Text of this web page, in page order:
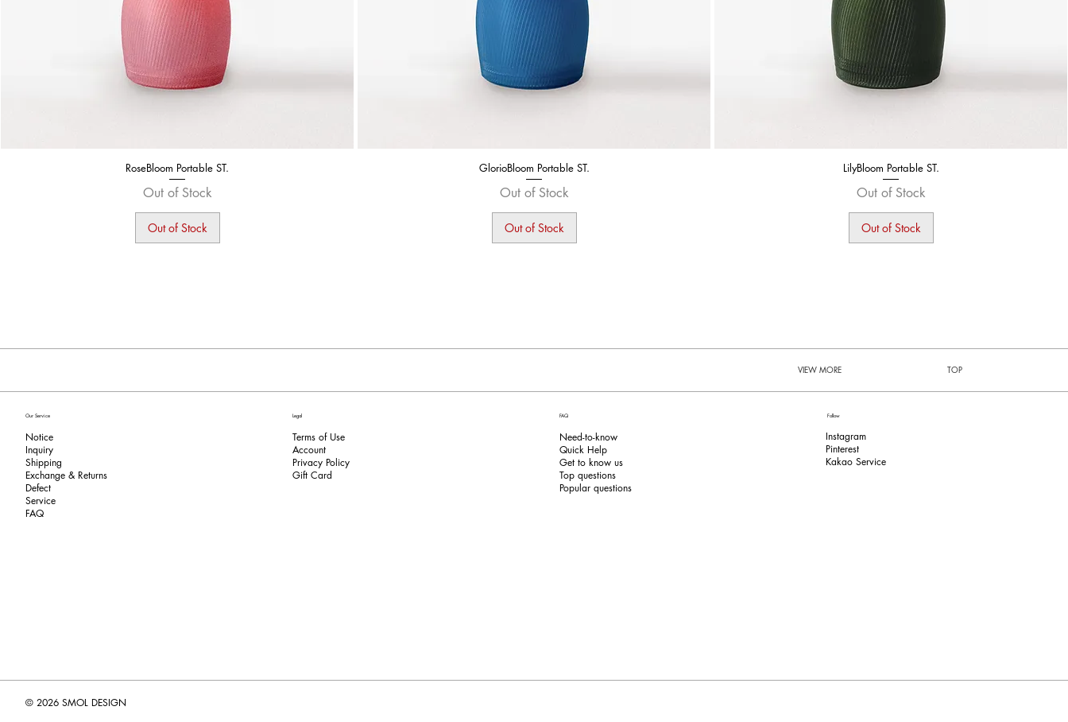
RoseBloom Portable ST.
Out of Stock
Out of Stock
GlorioBloom Portable ST.
Out of Stock
Out of Stock
LilyBloom Portable ST.
Out of Stock
Out of Stock
VIEW MORE TOP
Our Service
Notice
Inquiry
Shipping
Exchange & Returns
​Defect
Service
FAQ
Legal
Terms of Use
​Account
Privacy Policy
​Gift Card
FAQ
Need-to-know
Quick Help
Get to know us
Top questions
Popular questions
Follow
Instagram
Pinterest​
Kakao Service​
© 2026 SMOL DESIGN